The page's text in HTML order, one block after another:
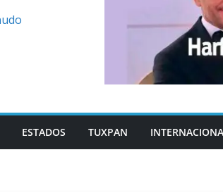
Rechaza Nahle persecución política
de los alcaldes de Movimiento
ESTADOS TUXPAN